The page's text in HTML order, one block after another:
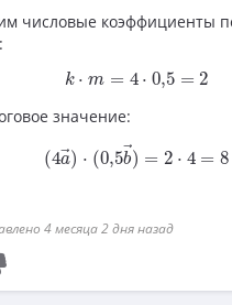
числовые коэффициенты
k ⋅ m = 4 ⋅ 0,5 = 2
k⋅m 4⋅ 0,5=
значение:
(4→
a) ⋅ (0,5→
b) = 2 ⋅ 4 = 8
(4a→ ⋅ 5b
4 месяца 2 дня назад